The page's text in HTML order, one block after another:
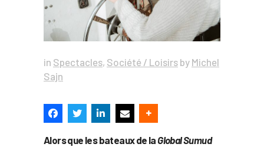
in Spectacles, Société / Loisirs by Michel
Sajn
Alors que les bateaux de la Global Sumud